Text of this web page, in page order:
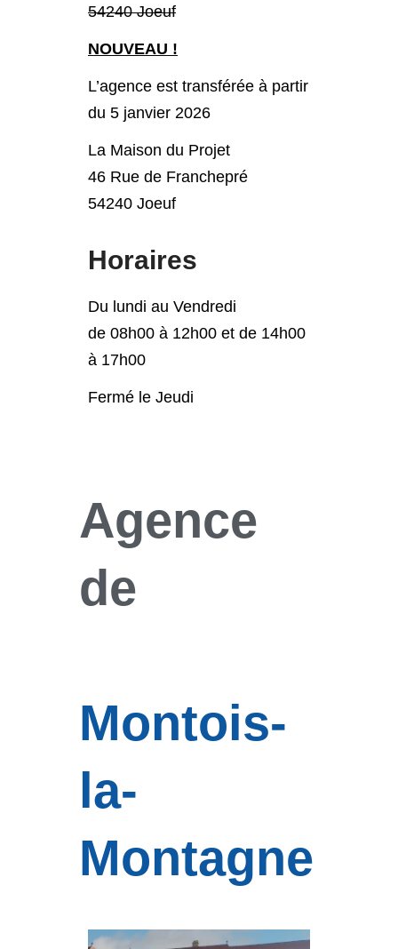
54240 Joeuf
NOUVEAU !
L’agence est transférée à partir
du 5 janvier 2026
La Maison du Projet
46 Rue de Franchepré
54240 Joeuf
Horaires
Du lundi au Vendredi
de 08h00 à 12h00 et de 14h00
à 17h00
Fermé le Jeudi
Agence
de
Montois-
la-
Montagne